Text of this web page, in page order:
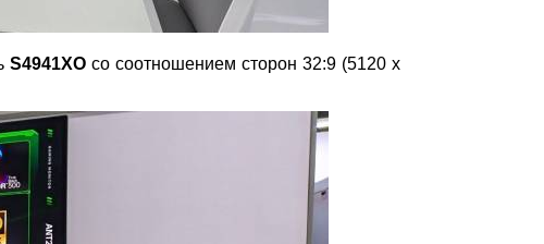
S4941XOсо соотношением сторон 32:9 (5120 x